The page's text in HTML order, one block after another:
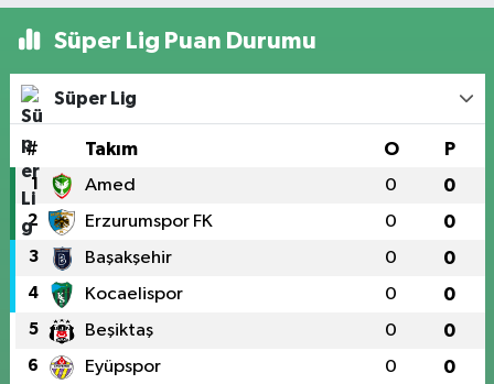
Süper Lig Puan Durumu
Süper Lig
# Takım O P
1 Amed 0 0
2 Erzurumspor FK 0 0
3 Başakşehir 0 0
4 Kocaelispor 0 0
5 Beşiktaş 0 0
6 Eyüpspor 0 0